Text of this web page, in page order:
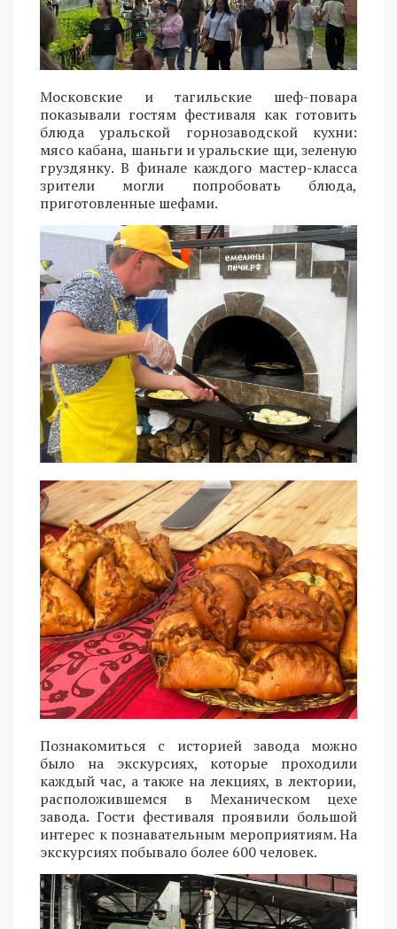
Московские и тагильские шеф-повара
показывали гостям фестиваля как готовить
блюда уральской горнозаводской кухни:
мясо кабана, шаньги и уральские щи, зеленую
груздянку. В финале каждого мастер-класса
зрители могли попробовать блюда,
приготовленные шефами.
Познакомиться с историей завода можно
было на экскурсиях, которые проходили
каждый час, а также на лекциях, в лектории,
расположившемся в Механическом цехе
завода. Гости фестиваля проявили большой
интерес к познавательным мероприятиям. На
экскурсиях побывало более 600 человек.